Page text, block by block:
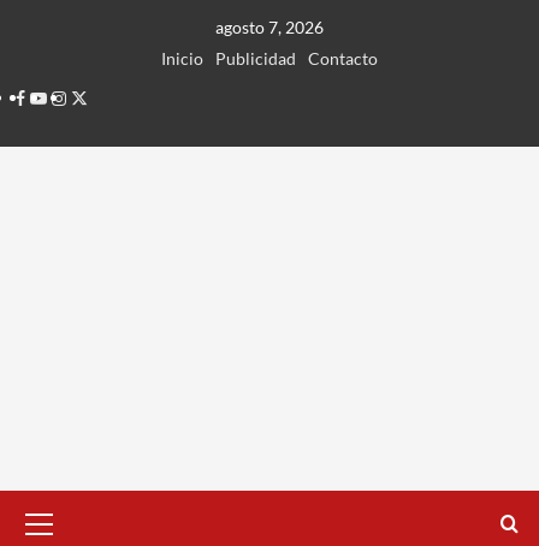
agosto 7, 2026
Inicio
Publicidad
Contacto
Facebook
Youtube
Instagram
Twitter
principal